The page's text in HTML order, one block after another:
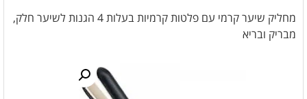
מחליק שיער קרמי עם פלטות קרמיות בעלות 4 הגנות לשיער חלק,
מבריק ובריא